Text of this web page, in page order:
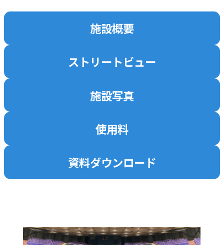
施設概要
ストリートビュー
施設写真
使用料
資料ダウンロード